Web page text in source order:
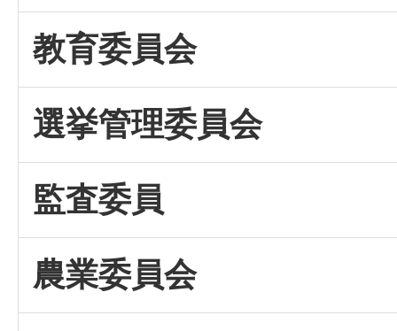
教育委員会
選挙管理委員会
監査委員
農業委員会